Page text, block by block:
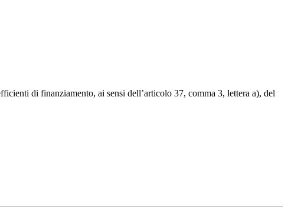
di finanziamento, ai sensi dell’articolo 37, comma 3, lettera a), del